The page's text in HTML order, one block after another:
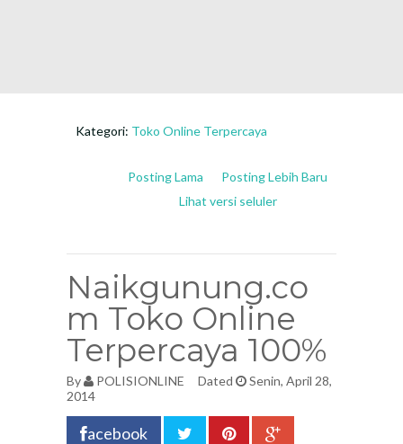
Kategori: Toko Online Terpercaya
Posting Lebih Baru
Posting Lama
Lihat versi seluler
Naikgunung.co
m Toko Online
Terpercaya 100%
By POLISIONLINE Dated
Senin, April 28,
2014
acebook